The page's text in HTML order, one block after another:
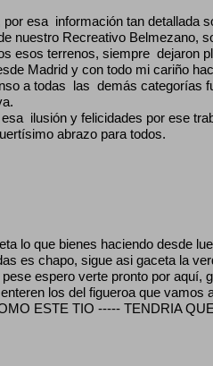
esa información tan detallada
nuestro Recreativo Belmezano,
esos terrenos, siempre dejaron
Madrid y con todo mi cariño
a todas las demás categorías
ilusión y felicidades por ese
abrazo para todos.
lo que bienes haciendo desde
es chapo, sigue asi gaceta la
espero verte pronto por
los del figueroa que vamos
ESTE TIO ----- TENDRIA